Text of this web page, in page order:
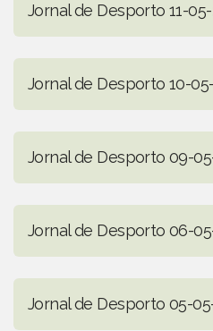
Jornal de Desporto 11-05-
Jornal de Desporto 10-
Jornal de Desporto 09-
Jornal de Desporto 06-
Jornal de Desporto 05-